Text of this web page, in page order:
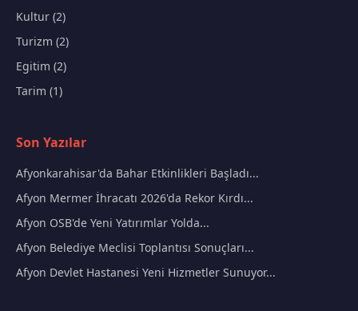
Kultur (2)
Turizm (2)
Egitim (2)
Tarim (1)
Son Yazılar
Afyonkarahisar'da Bahar Etkinlikleri Başladı...
Afyon Mermer İhracatı 2026'da Rekor Kırdı...
Afyon OSB'de Yeni Yatırımlar Yolda...
Afyon Belediye Meclisi Toplantısı Sonuçları...
Afyon Devlet Hastanesi Yeni Hizmetler Sunuyor...